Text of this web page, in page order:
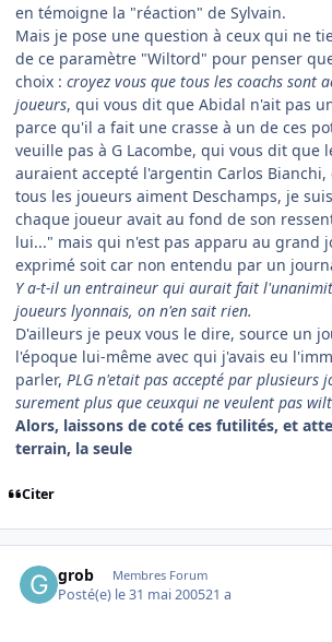
en témoigne la "réaction" de Sylvain.
Mais je pose une question à ceux qui ne
de ce paramètre "Wiltord" pour penser
choix : croyez vous que tous les coachs sont
joueurs, qui vous dit que Abidal n'ait pas
parce qu'il a fait une crasse à un de ces
veuille pas à G Lacombe, qui vous dit que
auraient accepté l'argentin Carlos Bianchi,
tous les joueurs aiment Deschamps, je
chaque joueur avait au fond de son
lui..." mais qui n'est pas apparu au grand
exprimé soit car non entendu par un
Y a-t-il un entraineur qui aurait fait
joueurs lyonnais, on n'en sait rien.
D'ailleurs je peux vous le dire, source un
l'époque lui-même avec qui j'avais eu
parler, PLG n'etait pas accepté par plusieurs
surement plus que ceuxqui ne veulent pas
Alors, laissons de coté ces futilités, et
terrain, la seule
Citer
grob Membres Forum
Posté(e) le 31 mai 200521 a